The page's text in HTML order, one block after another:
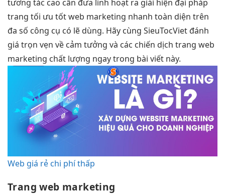
tương tác cao cần đưa linh hoạt ra giải hiện đại pháp
trang tối ưu tốtweb marketing nhanh toàn diện trên
đa số công cụ có lẽ dùng. Hãy cùng SieuTocViet đánh
giá trọn vẹn về cảm tưởng và các chiến dịch trang web
marketing chất lượng ngay trong bài viết này.
Web giá rẻ chi phí thấp
Trang web marketing